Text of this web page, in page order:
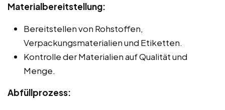
Materialbereitstellung:
Bereitstellen von Rohstoffen,
Verpackungsmaterialien und Etiketten.
Kontrolle der Materialien auf Qualität und
Menge.
Abfüllprozess: